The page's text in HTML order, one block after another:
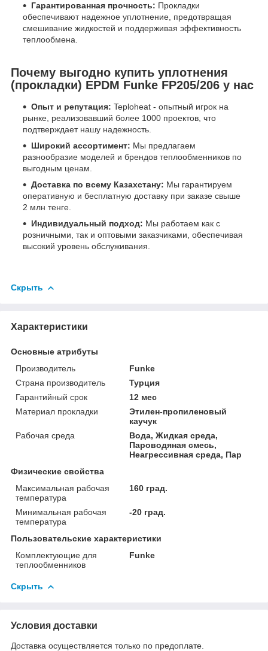
Гарантированная прочность: Прокладки
обеспечивают надежное уплотнение, предотвращая
смешивание жидкостей и поддерживая эффективность
теплообмена.
Почему выгодно купить уплотнения
(прокладки) EPDM Funke FP205/206 у нас
Опыт и репутация: Teploheat - опытный игрок на
рынке, реализовавший более 1000 проектов, что
подтверждает нашу надежность.
Широкий ассортимент: Мы предлагаем
разнообразие моделей и брендов теплообменников по
выгодным ценам.
Доставка по всему Казахстану: Мы гарантируем
оперативную и бесплатную доставку при заказе свыше
2 млн тенге.
Индивидуальный подход: Мы работаем как с
розничными, так и оптовыми заказчиками, обеспечивая
высокий уровень обслуживания.
Скрыть
Характеристики
Основные атрибуты
Производитель
Funke
Страна производитель
Турция
Гарантийный срок
12 мес
Материал прокладки
Этилен-пропиленовый
каучук
Рабочая среда
Вода, Жидкая среда,
Пароводяная смесь,
Неагрессивная среда, Пар
Физические свойства
Максимальная рабочая
температура
160 град.
Минимальная рабочая
температура
-20 град.
Пользовательские характеристики
Комплектующие для
теплообменников
Funke
Скрыть
Условия доставки
Доставка осуществляется только по предоплате.